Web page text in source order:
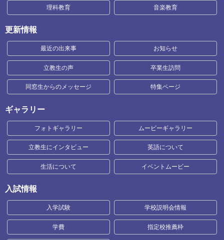
理科教育 音楽教育
更新情報
最近の出来事 お知らせ
立教生の声 卒業生訪問
同窓生からのメッセージ 特集ページ
ギャラリー
フォトギャラリー ムービーギャラリー
立教生にインタビュー 英語について
生活について イベントムービー
入試情報
入学試験 学校説明会情報
学費 指定校推薦枠